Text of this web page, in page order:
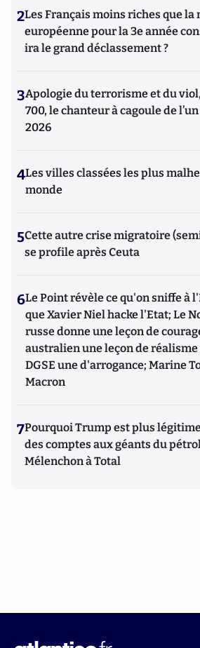
2Les Français moins riches que la
européenne pour la 3e année
ira le grand déclassement ?
3Apologie du terrorisme et du
700, le chanteur à cagoule de
2026
4Les villes classées les plus
monde
5Cette autre crise migratoire
se profile après Ceuta
6Le Point révèle ce qu'on sniffe à
que Xavier Niel hacke l'Etat; Le
russe donne une leçon de
australien une leçon de réalisme
DGSE une d'arrogance; Marine
Macron
7Pourquoi Trump est plus
des comptes aux géants du
Mélenchon à Total